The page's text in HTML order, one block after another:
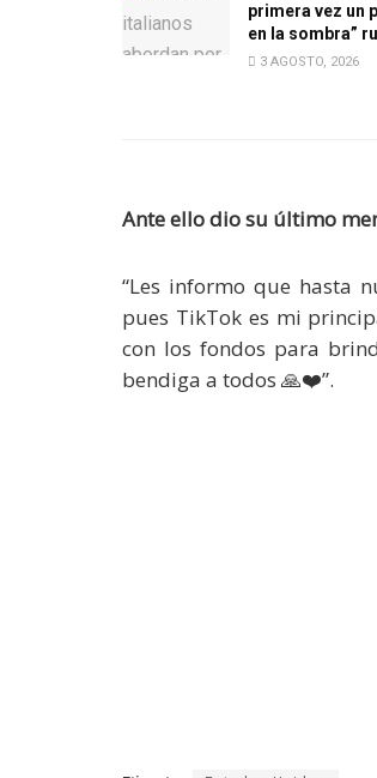
primera vez un
en la sombra”
3 AGOSTO, 2026
Ante ello dio su último
“Les informo que hasta
pues TikTok es mi
con los fondos para
bendiga a todos 🙏❤️”.